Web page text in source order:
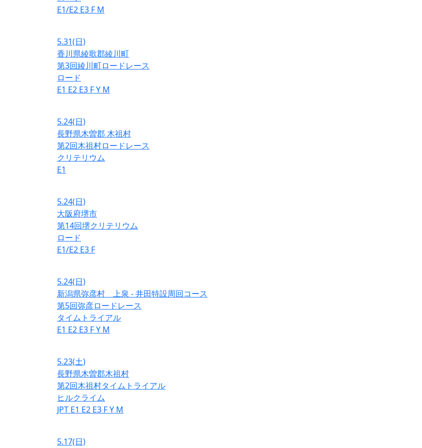
E1/E2 E3 F M
5.31(日)
香川県綾歌郡綾川町
第3回綾川町ロードレース
ロード
E1 E2 E3 FY M
5.24(日)
長野県木曽郡 木祖村
第2回木祖村ロードレース
クリテリウム
E1
5.24(日)
大阪府堺市
第14回堺クリテリウム
ロード
E1/E2 E3 F
5.24(日)
新潟県弥彦村 上泉 - 井田特設周回コース
第5回弥彦ロードレース
タイムトライアル
E1 E2 E3 FY M
5.23(土)
長野県木曽郡木祖村
第2回木祖村タイムトライアル
ヒルクライム
JPT E1 E2 E3 FY M
5.17(日)